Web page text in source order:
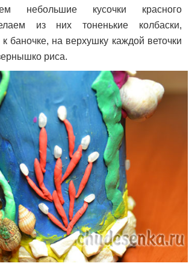
небольшие кусочки красного
из них тоненькие колбаски,
баночке, на верхушку каждой веточки
риса.